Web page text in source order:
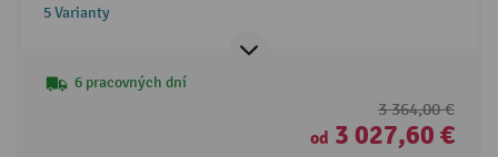
5 Varianty
6 pracovných dní
3 364,00 €
od 3 027,60 €